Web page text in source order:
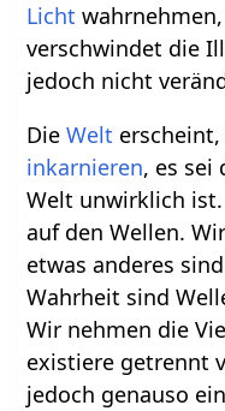
Licht
verschwindet die
jedoch nicht
DieWelt erscheint,
inkarnieren, es sei
Welt unwirklich
auf den Wellen.
etwas anderes
Wahrheit sind
Wir nehmen die
existiere getrennt
jedoch genauso